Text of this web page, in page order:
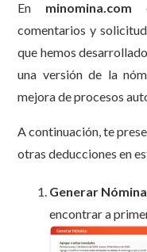
En minomina.com
comentarios y
que hemos
una versión de la
mejora de procesos
A continuación, te
otras deducciones en
Generar
encontrar a